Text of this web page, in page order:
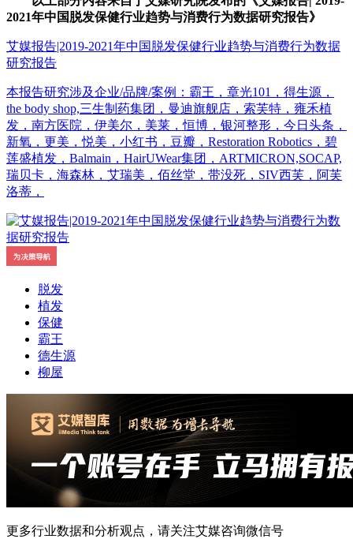
2021年中国脱发保健行业趋势与消费行为数据研究报告》
艾媒报告|2019-2021年中国脱发保健行业趋势与消费行为数据
研究报告
本报告研究涉及企业/品牌/案例：霸王，章光101，得生源，
the body shop,三生制药集团，曼迪旗舰店，索芙特，雍禾植
发，南方医院，伊美尔，美莱，恒博，银河整形，今日头条，
新氧，更美，悦美，小红书，豆瓣，Restoration Robotics，碧
莲盛植发，Balmain，HairUWear集团，ARTMICRON,SOCAP,
瑞贝卡，海森林，艾瑞美，佰丝堂，带没死，SIV西芙，阿芙
洛蒂，
脱发
植发
保健
霸王
德生源
柳屋
更多行业数据和分析观点，请关注艾媒咨询微信号